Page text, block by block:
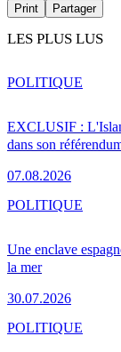
Print Partager
LES PLUS LUS
EXCLUSIF :
dans son
07.08.2026
POLITIQUE
Une enclave
la mer
30.07.2026
POLITIQUE
POLITIQUE